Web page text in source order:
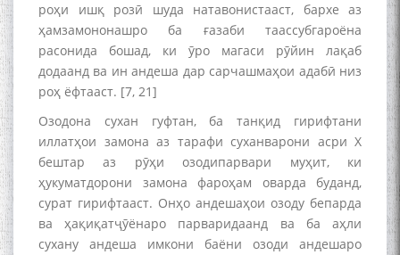
роҳи ишқ розӣ шуда натавонистааст, бархе аз
ҳамзамононашро ба ғазаби таассубгароёна
расонида бошад, ки ӯро магаси рӯйин лақаб
додаанд ва ин андеша дар сарчашмаҳои адабӣ низ
роҳ ёфтааст. [7, 21]
Озодона сухан гуфтан, ба танқид гирифтани
иллатҳои замона аз тарафи суханварони асри Х
бештар аз рӯҳи озодипарвари муҳит, ки
ҳукуматдорони замона фароҳам оварда буданд,
сурат гирифтааст. Онҳо андешаҳои озоду бепарда
ва ҳақиқатҷӯёнаро парваридаанд ва ба аҳли
сухану андеша имкони баёни озоди андешаро